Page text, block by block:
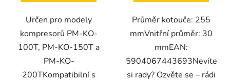
Určen pro modely
kompresorů PM-KO-
100T, PM-KO-150T a
PM-KO-
200TKompatibilní s
Průměr kotouče: 255
mmVnitřní průměr: 30
mmEAN:
5904067443693Nevíte
si rady? Ozvěte se – rádi